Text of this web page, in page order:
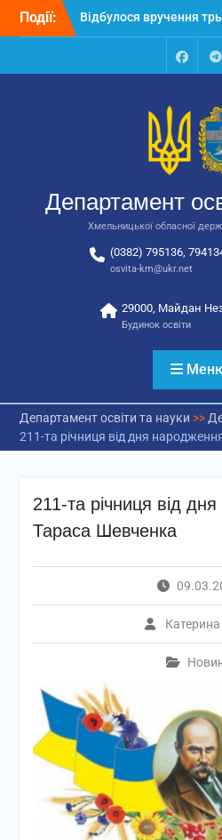
Перейти
Події:
Відбулося вручення
автобусів для потреб
Відбулося засідання
освіти та науки
державної
Відбулась обласна
національно-
виховання
Департамент
Хмельницької обласної
(0382) 795136,
osvita-km@ukr.net
29000, Майдан
Будинок освіти
Департамент освіти та науки >>
211-та річниця від дня
211-та річниця від
Тараса Шевченка